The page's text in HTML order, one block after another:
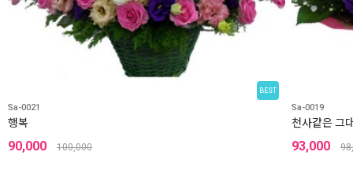
BEST
Sa-0021
행복
90,000 100,000
Sa-0019
천사같은 그
93,000